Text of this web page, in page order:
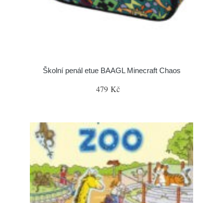
Školní penál etue BAAGL Minecraft Chaos
479 Kč